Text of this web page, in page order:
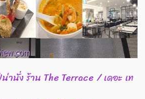
านั่ง ร้าน The Terrace / เดอะ เท